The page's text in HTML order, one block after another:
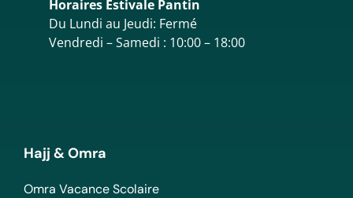
Horaires Estivale Pantin
Du Lundi au Jeudi: Fermé
Vendredi – Samedi : 10:00 – 18:00
Hajj & Omra
Omra Vacance Scolaire